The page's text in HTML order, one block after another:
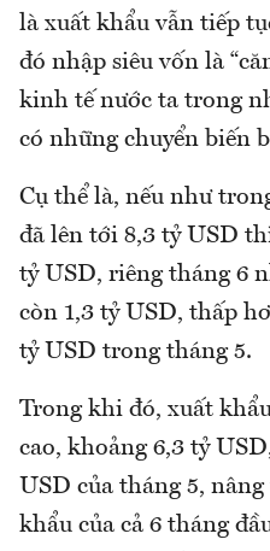
là xuất khẩu vẫn tiếp
đó nhập siêu vốn là
kinh tế nước ta trong
có những chuyển biến
Cụ thể là, nếu như
đã lên tới 8,3 tỷ USD
tỷ USD, riêng tháng 6
còn 1,3 tỷ USD, thấp
tỷ USD trong tháng 5.
Trong khi đó, xuất
cao, khoảng 6,3 tỷ
USD của tháng 5,
khẩu của cả 6 tháng